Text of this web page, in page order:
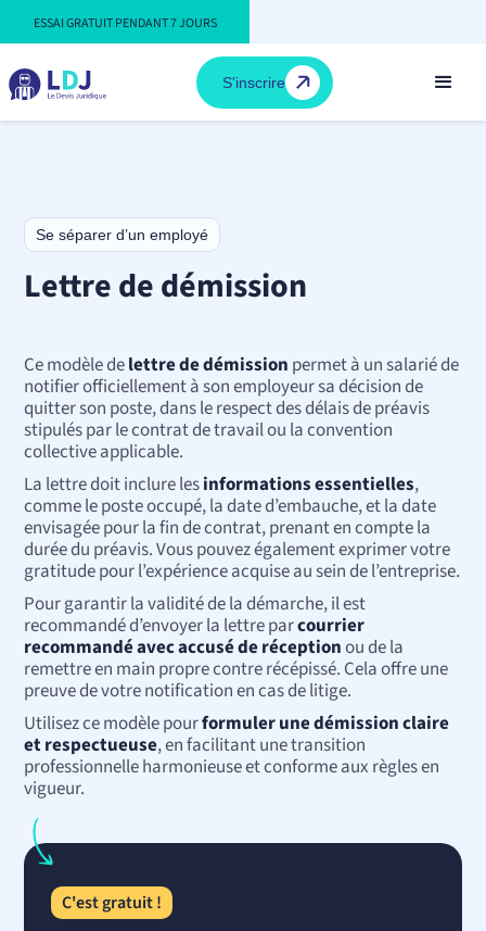
ESSAI GRATUIT PENDANT 7 JOURS
S'inscrire
Se séparer d’un employé
Lettre de démission
Ce modèle delettre de démission permet à un salarié de
notifier officiellement à son employeur sa décision de
quitter son poste, dans le respect des délais de préavis
stipulés par le contrat de travail ou la convention
collective applicable.
La lettre doit inclure lesinformations essentielles,
comme le poste occupé, la date d’embauche, et la date
envisagée pour la fin de contrat, prenant en compte la
durée du préavis. Vous pouvez également exprimer votre
gratitude pour l’expérience acquise au sein de l’entreprise.
Pour garantir la validité de la démarche, il est
recommandé d’envoyer la lettre parcourrier
recommandé avec accusé de réceptionou de la
remettre en main propre contre récépissé. Cela offre une
preuve de votre notification en cas de litige.
Utilisez ce modèle pourformuler une démission claire
et respectueuse, en facilitant une transition
professionnelle harmonieuse et conforme aux règles en
vigueur.
C'est gratuit !